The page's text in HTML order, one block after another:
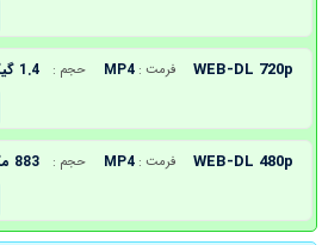
WEB-DL 720p فرمت : MP4 حجم : 1.4 گیگابایت
WEB-DL 480p فرمت : MP4 حجم : 883 مگابایت